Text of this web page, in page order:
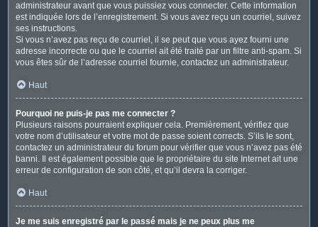
administrateur avant que vous puissiez vous connecter. Cette information
est indiquée lors de l’enregistrement. Si vous avez reçu un courriel, suivez
ses instructions.
Si vous n’avez pas reçu de courriel, il se peut que vous ayez fourni une
adresse incorrecte ou que le courriel ait été traité par un filtre anti-spam. Si
vous êtes sûr de l’adresse courriel fournie, contactez un administrateur.
Haut
Pourquoi ne puis-je pas me connecter ?
Plusieurs raisons pourraient expliquer cela. Premièrement, vérifiez que
votre nom d’utilisateur et votre mot de passe soient corrects. S’ils le sont,
contactez un administrateur du forum pour vérifier que vous n’avez pas été
banni. Il est également possible que le propriétaire du site Internet ait une
erreur de configuration de son côté, et qu’il devra la corriger.
Haut
Je me suis enregistré par le passé mais je ne peux plus me